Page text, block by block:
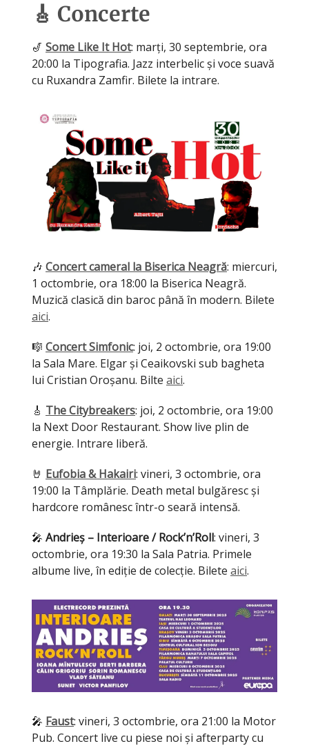
🎸 Concerte
🎷 Some Like It Hot: marți, 30 septembrie, ora
20:00 la Tipografia. Jazz interbelic și voce suavă
cu Ruxandra Zamfir. Bilete la intrare.
🎶 Concert cameral la Biserica Neagră: miercuri,
1 octombrie, ora 18:00 la Biserica Neagră.
Muzică clasică din baroc până în modern. Bilete
aici.
🎼 Concert Simfonic: joi, 2 octombrie, ora 19:00
la Sala Mare. Elgar și Ceaikovski sub bagheta
lui Cristian Oroșanu. Bilte aici.
🎸 The Citybreakers: joi, 2 octombrie, ora 19:00
la Next Door Restaurant. Show live plin de
energie. Intrare liberă.
🤘 Eufobia & Hakairi: vineri, 3 octombrie, ora
19:00 la Tâmplărie. Death metal bulgăresc și
hardcore românesc într-o seară intensă.
🎤 Andrieș – Interioare / Rock’n’Roll: vineri, 3
octombrie, ora 19:30 la Sala Patria. Primele
albume live, în ediție de colecție. Bilete aici.
🎤 Faust: vineri, 3 octombrie, ora 21:00 la Motor
Pub. Concert live cu piese noi și afterparty cu